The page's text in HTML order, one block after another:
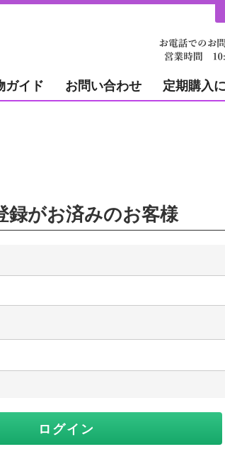
ガイド お問い合わせ 定期購入
録がお済みのお客様
ログイン